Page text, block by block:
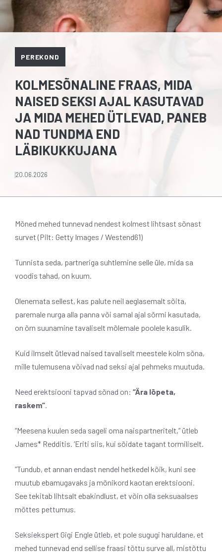
PEREKOND
KOLMESÕNALINE FRAAS, MIDA
NAISED SEKSI AJAL KASUTAVAD
JA MIDA MEHED ÜTLEVAD, PANEB
NAD TUNDMA END
LÄBIKUKKUJANA
20.06.2026
Mõned mehed tunnevad nendest kolmest lihtsast sõnast
survet (Pilt: Getty Images / Westend61)
Tunnista seda, partneriga suhtlemine selle üle, mida sa
voodis tahad, on kuum.
Olenemata sellest, kas palute neil aeglasemalt sõita,
paremale nurga alla panna või samal ajal sõrmi kasutada,
on õrn suunamine tavaliselt mõlemale poolele kasulik.
Kuid ilmselt ütlevad naised tavaliselt meestele kolm sõna,
mille tulemusena võivad nad seksi ajal pehmeks muutuda.
Need erektsiooni tapvad sõnad on: “Ära lõpeta,
raskem”
“Meesena kuulen seda sageli oma naispartneritelt,” ütleb
James* Redditis. ‘Eriti siis, kui sõidate tagant tormiliselt.
“Tundub, et annan endast nendel hetkedel kõik, kuni see
muutub ebamugavaks ja mõnikord kaotan erektsiooni.
See tekitab lihtsalt ebakindlust, et võin olla seksuaalses
mõttes pettumus.
Seksiekspert Gigi Engle ütleb, et pole sugugi haruldane, et
mehed tunnevad end sellise fraasi tõttu surve all, mistõttu